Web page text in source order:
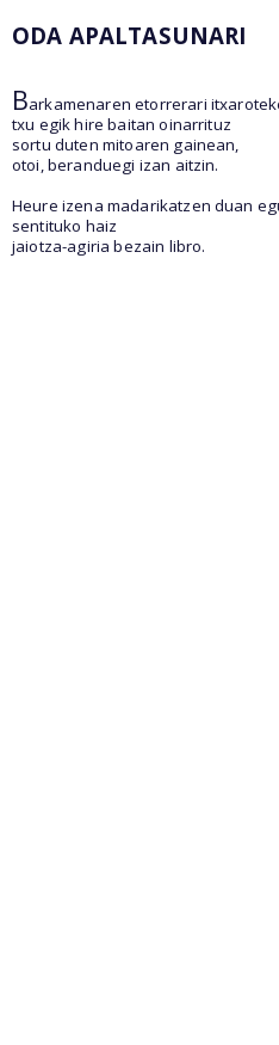
ODA APALTASUNARI
Barkamenaren etorrerari
txu egik hire baitan oinarrituz
sortu duten mitoaren gainean,
otoi, beranduegi izan aitzin.
Heure izena madarikatzen duan
sentituko haiz
jaiotza-agiria bezain libro.